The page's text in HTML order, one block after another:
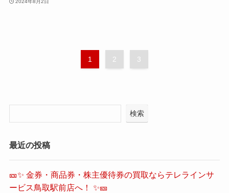
2024年8月2日
1 2 3
検索
最近の投稿
🎫✨ 金券・商品券・株主優待券の買取ならテレラインサ
ービス鳥取駅前店へ！ ✨🎫